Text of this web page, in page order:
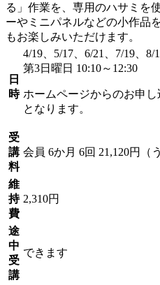
る」作業を、専用のハサミを
ーやミニパネルなどの小作品
もお楽しみいただけます。
日
時
4/19、5/17、6/21、7/19、8/
第3日曜日 10:10～12:30
ホームページからのお申
となります。
受
講
料
会員 6か月 6回 21,120円（
維
持
費
2,310円
途
中
受
講
できます